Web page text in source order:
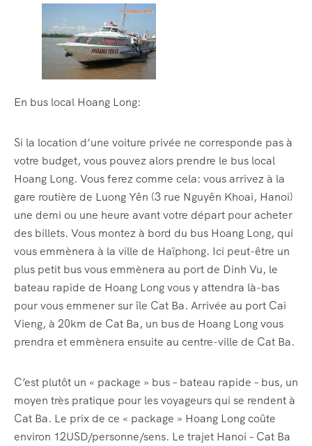
En bus local Hoang Long:
Si la location d’une voiture privée ne corresponde pas à
votre budget, vous pouvez alors prendre le bus local
Hoang Long. Vous ferez comme cela: vous arrivez à la
gare routière de Luong Yên (3 rue Nguyên Khoai, Hanoi)
une demi ou une heure avant votre départ pour acheter
des billets. Vous montez à bord du bus Hoang Long, qui
vous emmènera à la ville de Haïphong. Ici peut-être un
plus petit bus vous emmènera au port de Dinh Vu, le
bateau rapide de Hoang Long vous y attendra là-bas
pour vous emmener sur île Cat Ba. Arrivée au port Cai
Vieng, à 20km de Cat Ba, un bus de Hoang Long vous
prendra et emmènera ensuite au centre-ville de Cat Ba.
C’est plutôt un « package » bus – bateau rapide – bus, un
moyen très pratique pour les voyageurs qui se rendent à
Cat Ba. Le prix de ce « package » Hoang Long coûte
environ 12USD/personne/sens. Le trajet Hanoi – Cat Ba